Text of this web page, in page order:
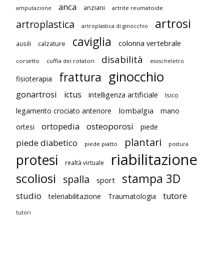
amputazione anca anziani artrite reumatoide
artroplastica artroplastica di ginocchio artrosi
ausili calzature caviglia colonna vertebrale
corsetto cuffia dei rotatori disabilità esoscheletro
fisioterapia frattura ginocchio
gonartrosi ictus intelligenza artificiale Isico
legamento crociato anteriore lombalgia
mano
ortesi
ortopedia osteoporosi piede
piede diabetico piede piatto plantari postura
protesi realtà virtuale riabilitazione
scoliosi spalla sport stampa 3D
studio teleriabilitazione Traumatologia tutore
tutori